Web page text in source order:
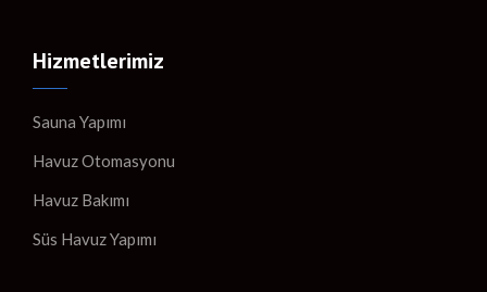
Hizmetlerimiz
Sauna Yapımı
Havuz Otomasyonu
Havuz Bakımı
Süs Havuz Yapımı